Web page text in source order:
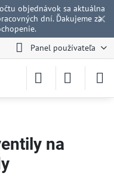
✕
objednávok sa aktuálna
dní. Ďakujeme za
Panel používateľa
na